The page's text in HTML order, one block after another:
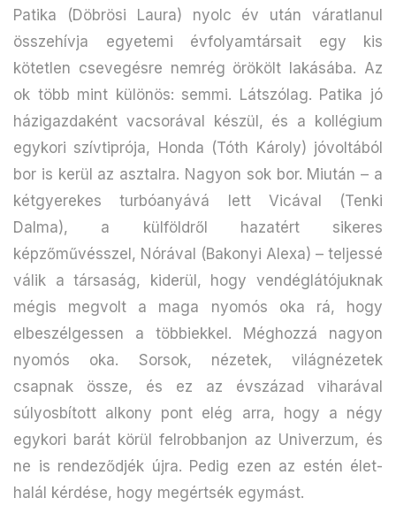
Patika (Döbrösi Laura) nyolc év után váratlanul
összehívja egyetemi évfolyamtársait egy kis
kötetlen csevegésre nemrég örökölt lakásába. Az
ok több mint különös: semmi. Látszólag. Patika jó
házigazdaként vacsorával készül, és a kollégium
egykori szívtiprója, Honda (Tóth Károly) jóvoltából
bor is kerül az asztalra. Nagyon sok bor. Miután – a
kétgyerekes turbóanyává lett Vicával (Tenki
Dalma), a külföldről hazatért sikeres
képzőművésszel, Nórával (Bakonyi Alexa) – teljessé
válik a társaság, kiderül, hogy vendéglátójuknak
mégis megvolt a maga nyomós oka rá, hogy
elbeszélgessen a többiekkel. Méghozzá nagyon
nyomós oka. Sorsok, nézetek, világnézetek
csapnak össze, és ez az évszázad viharával
súlyosbított alkony pont elég arra, hogy a négy
egykori barát körül felrobbanjon az Univerzum, és
ne is rendeződjék újra. Pedig ezen az estén élet-
halál kérdése, hogy megértsék egymást.